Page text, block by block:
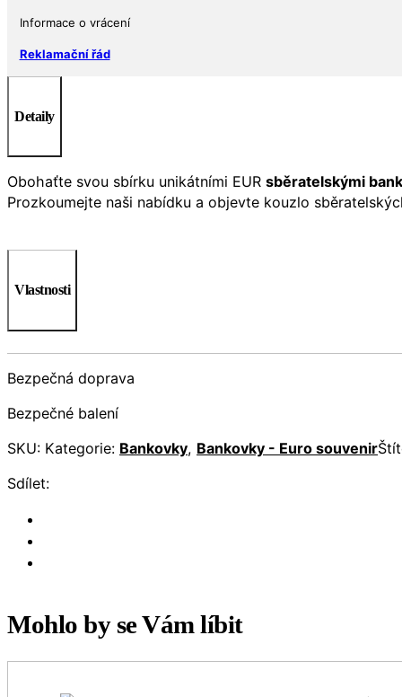
Informace o vrácení
Reklamační řád
Detaily
Obohaťte svou sbírku unikátními EUR sběratelskými
Prozkoumejte naši nabídku a objevte kouzlo
Vlastnosti
Bezpečná doprava
Bezpečné balení
SKU: Kategorie: Bankovky, Bankovky - Euro souvenir
Sdílet:
Mohlo by se Vám líbit